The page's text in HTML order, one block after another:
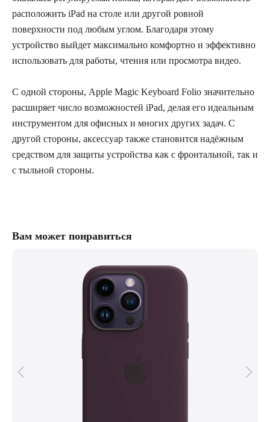
расположить iPad на столе или другой ровной
поверхности под любым углом. Благодаря этому
устройство выйдет максимально комфортно и эффективно
использовать для работы, чтения или просмотра видео.
С одной стороны, Apple Magic Keyboard Folio значительно
расширяет число возможностей iPad, делая его идеальным
инструментом для офисных и многих других задач. С
другой стороны, аксессуар также становится надёжным
средством для защиты устройства как с фронтальной, так и
с тыльной стороны.
Вам может понравиться